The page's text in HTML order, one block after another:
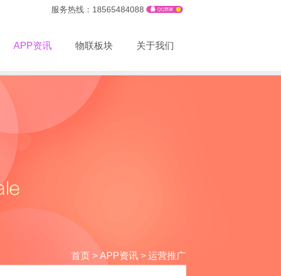
服务热线：18565484088
APP资讯 物联板块 关于我们
首页 > APP资讯 > 运营推广